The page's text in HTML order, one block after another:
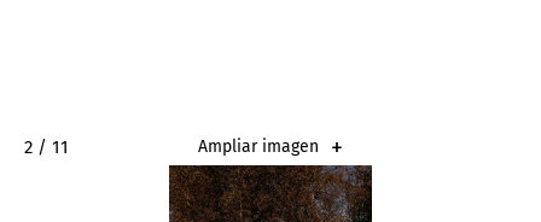
2 / 11 Ampliar imagen